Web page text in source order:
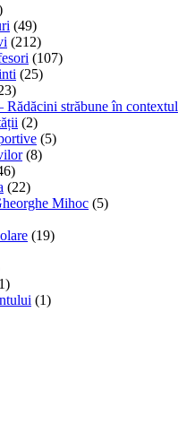
(49)
(212)
(107)
(25)
străbune în contextul
(2)
(5)
(8)
(22)
Mihoc (5)
(19)
(1)